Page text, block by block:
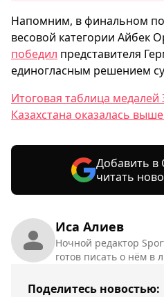
Иса Алиев
Ночной редактор
готов писать о нём в
Поделитесь новостью:
Напомним, в финальном
весовой категории Айбек
победил представителя
единогласным решением
Итоговая таблица
Казахстана оказалась
Добавить в
читать